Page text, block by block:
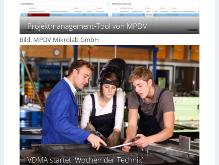
Projektmanagement-Tool von MPDV
Bild: MPDV Mikrolab GmbH
VDMA startet ‚Wochen der Technik‘